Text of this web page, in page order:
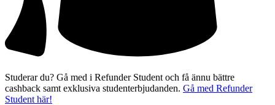
Studerar du? Gå med i Refunder Student och få ännu bättre
cashback samt exklusiva studenterbjudanden. Gå med Refunder
Student här!